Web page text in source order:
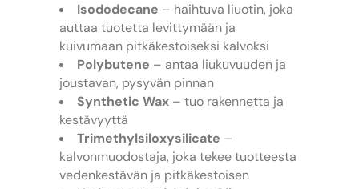
Isododecane – haihtuva liuotin, joka
auttaa tuotetta levittymään ja
kuivumaan pitkäkestoiseksi kalvoksi
Polybutene – antaa liukuvuuden ja
joustavan, pysyvän pinnan
Synthetic Wax – tuo rakennetta ja
kestävyyttä
Trimethylsiloxysilicate –
kalvonmuodostaja, joka tekee tuotteesta
vedenkestävän ja pitkäkestoisen